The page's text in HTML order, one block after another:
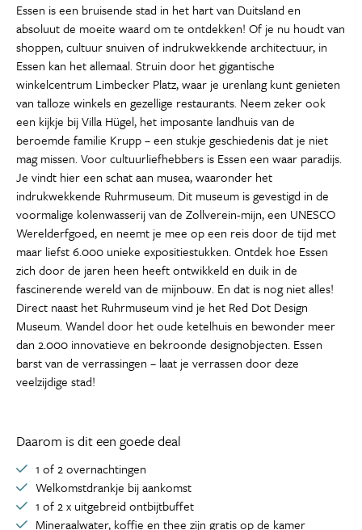
Essen is een bruisende stad in het hart van Duitsland en
absoluut de moeite waard om te ontdekken! Of je nu houdt van
shoppen, cultuur snuiven of indrukwekkende architectuur, in
Essen kan het allemaal. Struin door het gigantische
winkelcentrum Limbecker Platz, waar je urenlang kunt genieten
van talloze winkels en gezellige restaurants. Neem zeker ook
een kijkje bij Villa Hügel, het imposante landhuis van de
beroemde familie Krupp – een stukje geschiedenis dat je niet
mag missen. Voor cultuurliefhebbers is Essen een waar paradijs.
Je vindt hier een schat aan musea, waaronder het
indrukwekkende Ruhrmuseum. Dit museum is gevestigd in de
voormalige kolenwasserij van de Zollverein-mijn, een UNESCO
Werelderfgoed, en neemt je mee op een reis door de tijd met
maar liefst 6.000 unieke expositiestukken. Ontdek hoe Essen
zich door de jaren heen heeft ontwikkeld en duik in de
fascinerende wereld van de mijnbouw. En dat is nog niet alles!
Direct naast het Ruhrmuseum vind je het Red Dot Design
Museum. Wandel door het oude ketelhuis en bewonder meer
dan 2.000 innovatieve en bekroonde designobjecten. Essen
barst van de verrassingen – laat je verrassen door deze
veelzijdige stad!
Daarom is dit een goede deal
1 of 2 overnachtingen
Welkomstdrankje bij aankomst
1 of 2 x uitgebreid ontbijtbuffet
Mineraalwater, koffie en thee zijn gratis op de kamer